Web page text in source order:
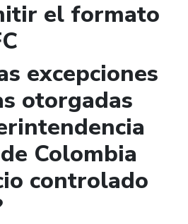
el formato
excepciones
otorgadas
Colombia
controlado